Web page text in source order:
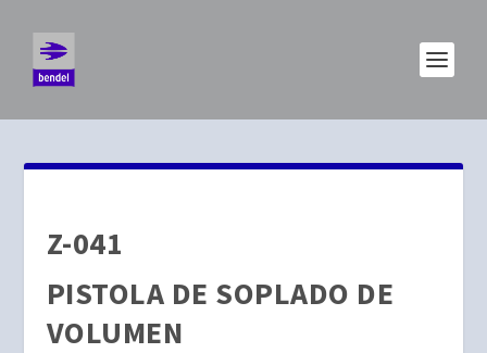
Z-041
PISTOLA DE SOPLADO DE
VOLUMEN